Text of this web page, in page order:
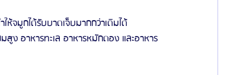
ห้จมูกได้รับบาดเจ็บมากกว่าเดิมได้
ง อาหารทะเล อาหารหมักดอง และอาหาร